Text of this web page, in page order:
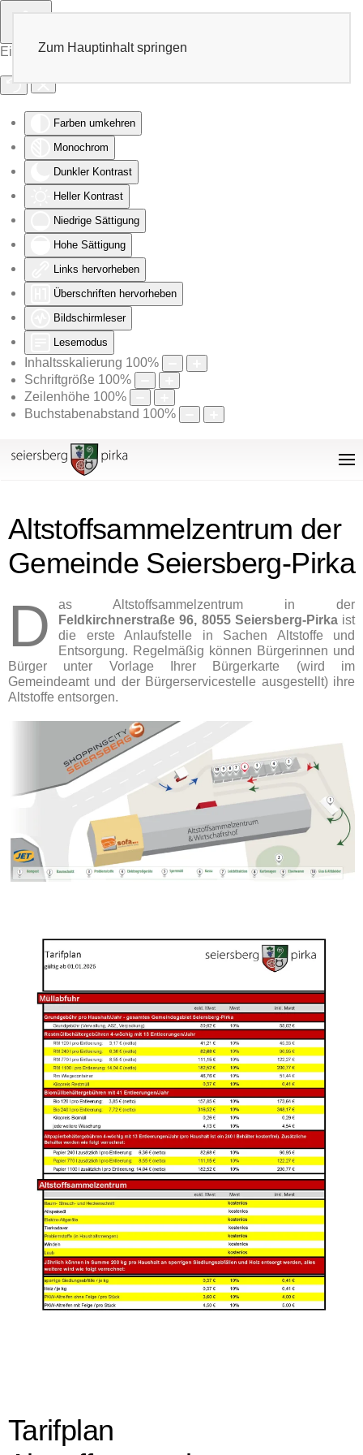
Eingabehilfen öffnen
Farben umkehren
Monochrom
Dunkler Kontrast
Heller Kontrast
Niedrige Sättigung
Hohe Sättigung
Links hervorheben
Überschriften hervorheben
Bildschirmleser
Lesemodus
Inhaltsskalierung 100%
Schriftgröße 100%
Zeilenhöhe 100%
Buchstabenabstand 100%
Zum Hauptinhalt springen
Altstoffsammelzentrum der
Gemeinde Seiersberg-Pirka
D
as Altstoffsammelzentrum in der
Feldkirchnerstraße 96, 8055 Seiersberg-Pirkaist
die erste Anlaufstelle in Sachen Altstoffe und
Entsorgung. Regelmäßig können Bürgerinnen und
Bürger unter Vorlage Ihrer Bürgerkarte (wird im
Gemeindeamt und der Bürgerservicestelle ausgestellt) ihre
Altstoffe entsorgen.
vergößern
vergößern
Tarifplan